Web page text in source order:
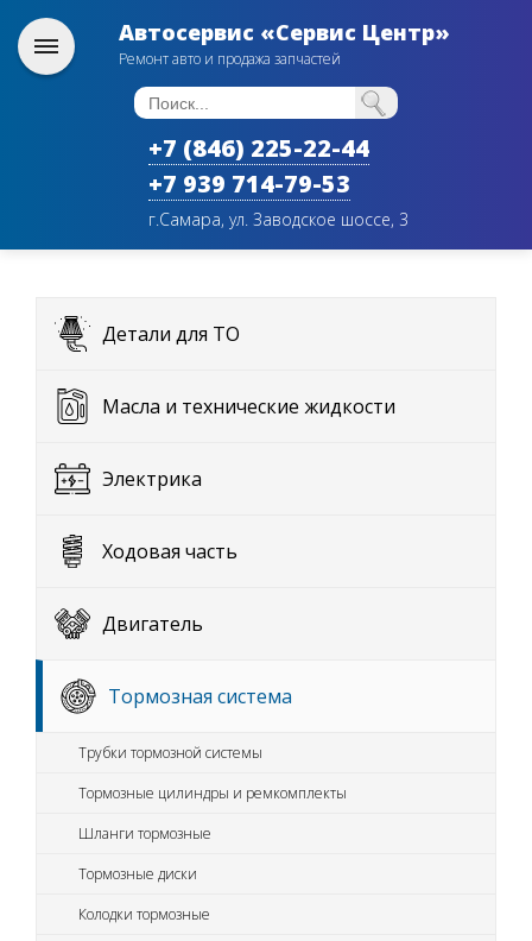
Автосервис «Сервис Центр»
Ремонт авто и продажа запчастей
+7 (846) 225-22-44
+7 939 714-79-53
г.Самара, ул. Заводское шоссе, 3
Детали для ТО
Масла и технические жидкости
Электрика
Ходовая часть
Двигатель
Тормозная система
Трубки тормозной системы
Тормозные цилиндры и ремкомплекты
Шланги тормозные
Тормозные диски
Колодки тормозные